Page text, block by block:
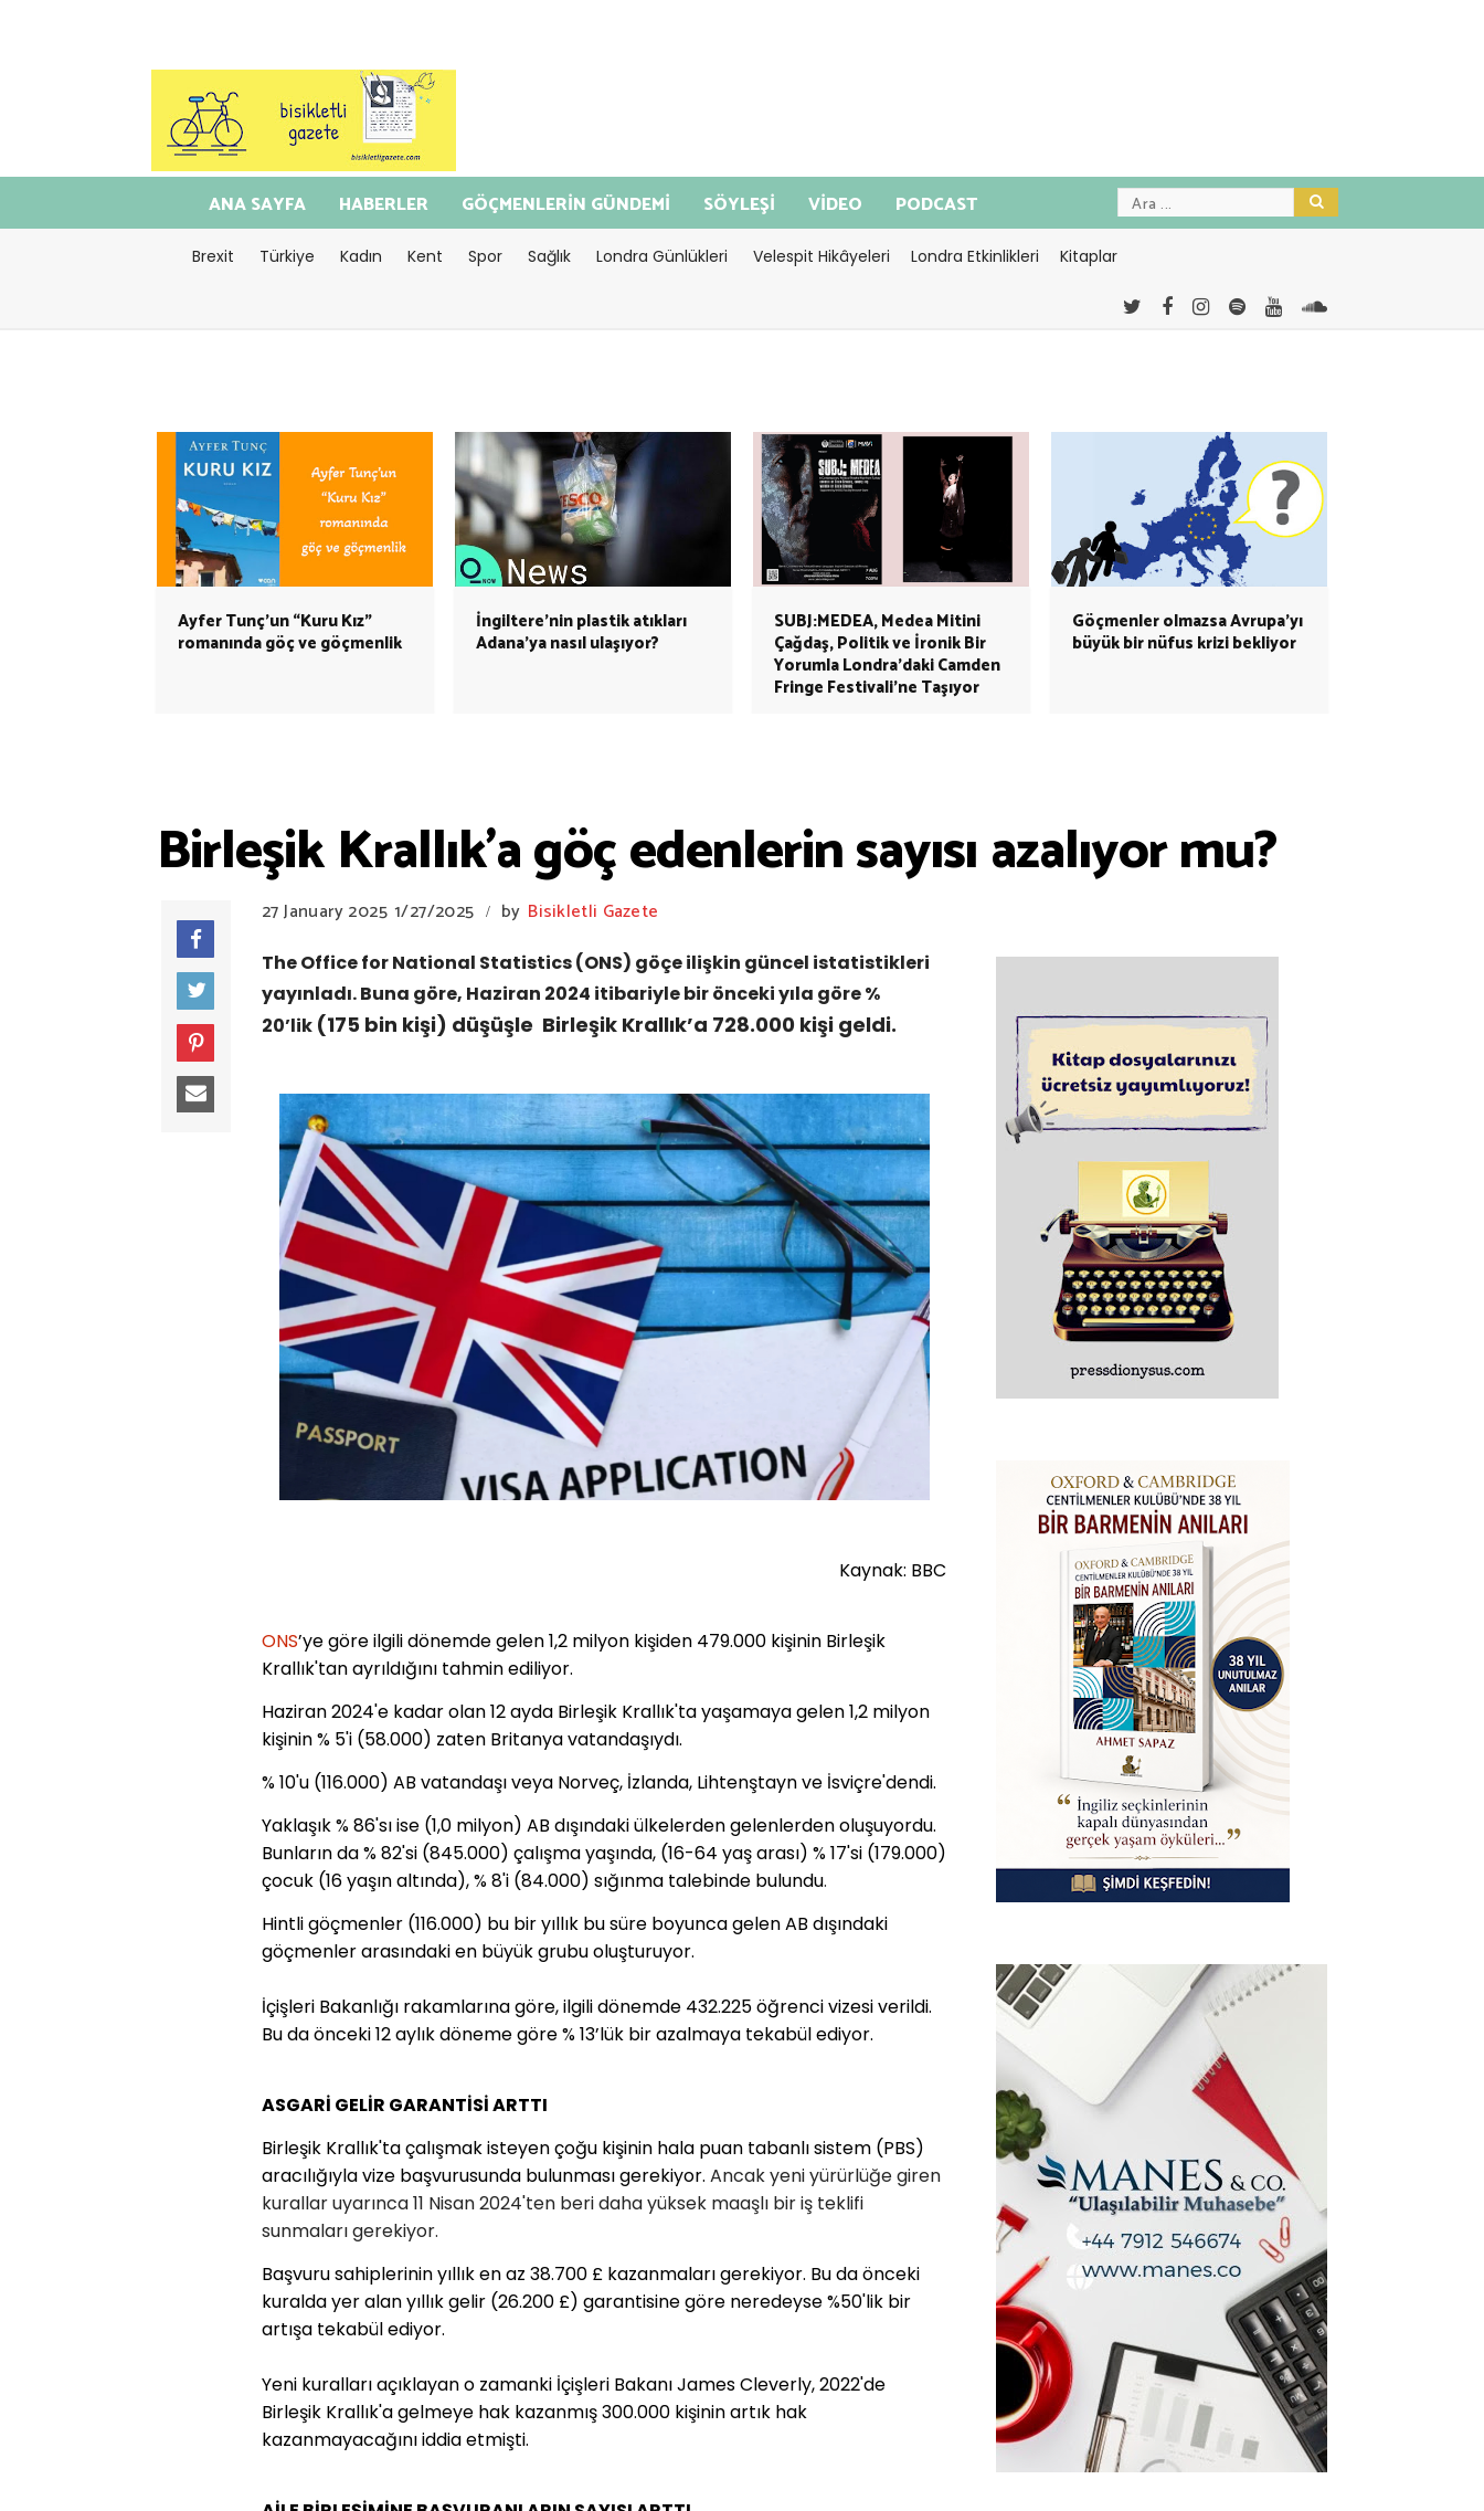
ANA SAYFA HABERLER GÖÇMENLERİN GÜNDEMİ SÖYLEŞİ VİDEO PODCAST
Brexit Türkiye Kadın Kent Spor Sağlık Londra Günlükleri Velespit Hikâyeleri Londra Etkinlikleri Kitaplar
Ayfer Tunç’un “Kuru Kız”
romanında göç ve göçmenlik
İngiltere'nin plastik atıkları
Adana'ya nasıl ulaşıyor?
SUBJ:MEDEA, Medea Mitini
Çağdaş, Politik ve İronik Bir
Yorumla Londra’daki Camden
Fringe Festivali’ne Taşıyor
Göçmenler olmazsa Avrupa’yı
büyük bir nüfus krizi bekliyor
Birleşik Krallık'a göç edenlerin sayısı azalıyor mu?
27 January 2025 1/27/2025 / by Bisikletli Gazete
The Office for National Statistics(ONS) göçe ilişkin güncel istatistikleri
yayınladı. Buna göre, Haziran 2024 itibariyle bir önceki yıla göre %
20’lik (175 bin kişi) düşüşle Birleşik Krallık’a 728.000 kişi geldi.
Kaynak: BBC
ONS’ye göre ilgili dönemde gelen 1,2 milyon kişiden 479.000 kişinin Birleşik
Krallık'tan ayrıldığını tahmin ediliyor.
Haziran 2024'e kadar olan 12 ayda Birleşik Krallık'ta yaşamaya gelen 1,2 milyon
kişinin % 5'i (58.000) zaten Britanya vatandaşıydı.
% 10'u (116.000) AB vatandaşı veya Norveç, İzlanda, Lihtenştayn ve İsviçre'dendi.
Yaklaşık % 86'sı ise (1,0 milyon) AB dışındaki ülkelerden gelenlerden oluşuyordu.
Bunların da % 82'si (845.000) çalışma yaşında, (16-64 yaş arası) % 17'si (179.000)
çocuk (16 yaşın altında), % 8'i (84.000) sığınma talebinde bulundu.
Hintli göçmenler (116.000) bu bir yıllık bu süre boyunca gelen AB dışındaki
göçmenler arasındaki en büyük grubu oluşturuyor.
İçişleri Bakanlığı rakamlarına göre, ilgili dönemde 432.225 öğrenci vizesi verildi.
Bu da önceki 12 aylık döneme göre % 13’lük bir azalmaya tekabül ediyor.
ASGARİ GELİR GARANTİSİ ARTTI
Birleşik Krallık'ta çalışmak isteyen çoğu kişinin hala puan tabanlı sistem (PBS)
aracılığıyla vize başvurusunda bulunması gerekiyor. Ancak yeni yürürlüğe giren
kurallar uyarınca 11 Nisan 2024'ten beri daha yüksek maaşlı bir iş teklifi
sunmaları gerekiyor.
Başvuru sahiplerinin yıllık en az 38.700 £ kazanmaları gerekiyor. Bu da önceki
kuralda yer alan yıllık gelir (26.200 £) garantisine göre neredeyse %50'lik bir
artışa tekabül ediyor.
Yeni kuralları açıklayan o zamanki İçişleri Bakanı James Cleverly, 2022'de
Birleşik Krallık'a gelmeye hak kazanmış 300.000 kişinin artık hak
kazanmayacağını iddia etmişti.